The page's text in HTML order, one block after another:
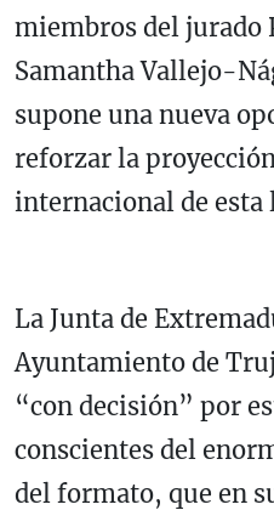
miembros del jurado
Samantha Vallejo-
supone una nueva
reforzar la
internacional de esta
La Junta de
Ayuntamiento de
“con decisión” por
conscientes del
del formato, que en